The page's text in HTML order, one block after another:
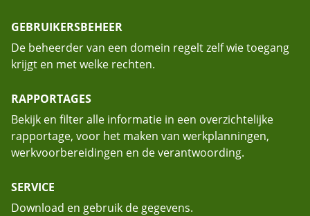
GEBRUIKERSBEHEER
De beheerder van een domein regelt zelf wie toegang
krijgt en met welke rechten.
RAPPORTAGES
Bekijk en filter alle informatie in een overzichtelijke
rapportage, voor het maken van werkplanningen,
werkvoorbereidingen en de verantwoording.
SERVICE
Download en gebruik de gegevens.